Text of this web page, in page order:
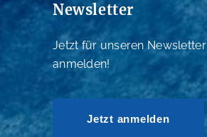
Newsletter
Jetzt für unseren Newsletter
anmelden!
Jetzt anmelden